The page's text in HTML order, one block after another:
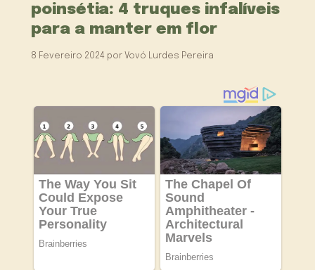
poinsétia: 4 truques infalíveis
para a manter em flor
8 Fevereiro 2024 por Vovó Lurdes Pereira